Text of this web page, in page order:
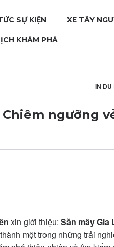
SỰ KIỆN XE TÂY
KHÁM PHÁ
IN DU
Chiêm ngưỡng
xin giới thiệu:Săn mây
một trong những trải